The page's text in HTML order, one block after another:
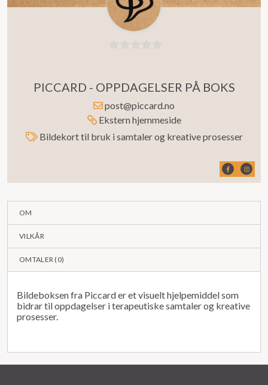
av
5
PICCARD - OPPDAGELSER PÅ BOKS
post@piccard.no
Ekstern hjemmeside
Bildekort til bruk i samtaler og kreative prosesser
OM
VILKÅR
OMTALER (0)
Bildeboksen fra Piccard er et visuelt hjelpemiddel som
bidrar til oppdagelser i terapeutiske samtaler og kreative
prosesser.